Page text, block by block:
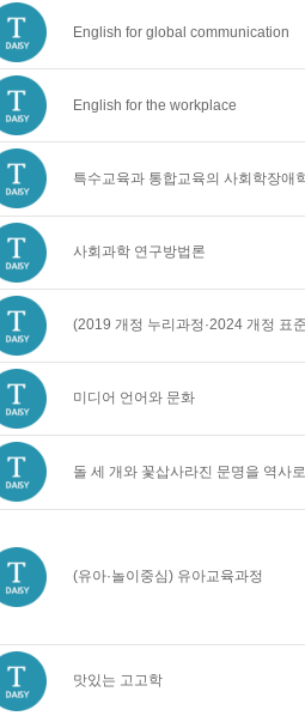
English for global communication
English for the workplace
특수교육과 통합교육의 사회학장애
사회과학 연구방법론
(2019 개정 누리과정·2024 개정 표
미디어 언어와 문화
돌 세 개와 꽃삽사라진 문명을 역사
(유아·놀이중심) 유아교육과정
맛있는 고고학